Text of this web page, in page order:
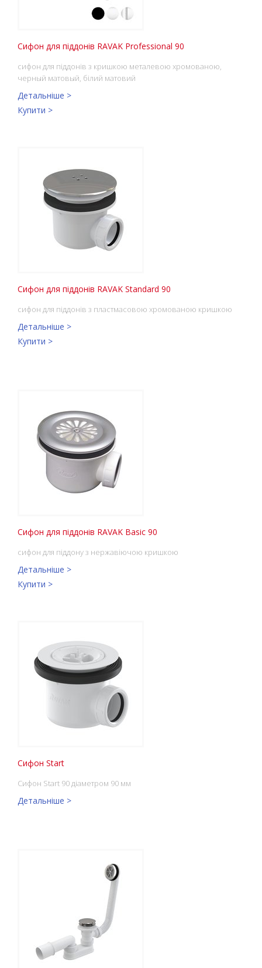
Сифон для піддонів RAVAK Professional 90
сифон для піддонів з кришкою металевою хромованою,
черный матовый, білий матовий
Детальніше >
Купити >
Сифон для піддонів RAVAK Standard 90
сифон для піддонів з пластмасовою хромованою кришкою
Детальніше >
Купити >
Сифон для піддонів RAVAK Basic 90
сифон для піддону з нержавіючою кришкою
Детальніше >
Купити >
Сифон Start
Сифон Start 90 діаметром 90 мм
Детальніше >